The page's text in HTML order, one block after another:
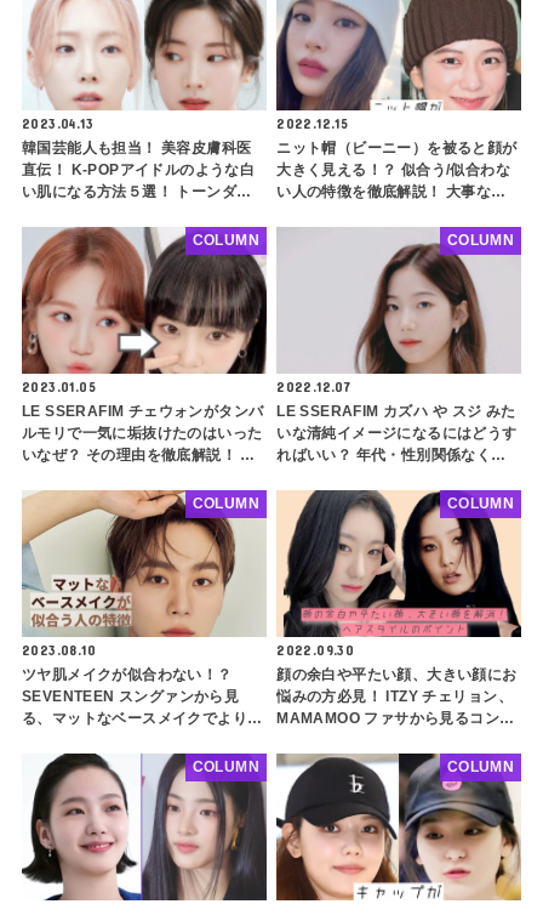
2023.04.13
韓国芸能人も担当！ 美容皮膚科医
直伝！ K-POPアイドルのような白
い肌になる方法５選！ トーンダウ
に！ デメリットや副作用まで徹底
解説
2022.12.15
ニット帽（ビーニー）を被ると顔が
大きく見える！？ 似合う/似合わな
い人の特徴を徹底解説！ 大事なの
似合わせのコツと禁忌も紹介【メン
2023.01.05
LE SSERAFIM チェウォンがタンバ
ルモリで一気に垢抜けたのはいった
いなぜ？ その理由を徹底解説！ 丸
イメチェン大成功の秘密を紐解く
COLUMN
2022.12.07
LE SSERAFIM カズハ や スジ みた
いな清純イメージになるにはどうす
ればいい？ 年代・性別関係なく好
とは？
COLUMN
2023.08.10
ツヤ肌メイクが似合わない！？
SEVENTEEN スングァンから見
る、マットなベースメイクでよりき
COLUMN
2022.09.30
顔の余白や平たい顔、大きい顔にお
悩みの方必見！ ITZY チェリョン、
MAMAMOO ファサから見るコンプ
トとは？
COLUMN
COLUMN COLUMN